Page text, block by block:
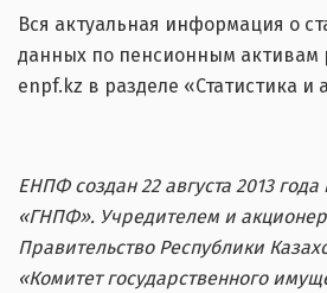
Вся актуальная информация о
данных по пенсионным активам
enpf.kz в разделе «Статистика и
ЕНПФ создан 22 августа 2013
«ГНПФ». Учредителем и
Правительство Республики
«Комитет государственного